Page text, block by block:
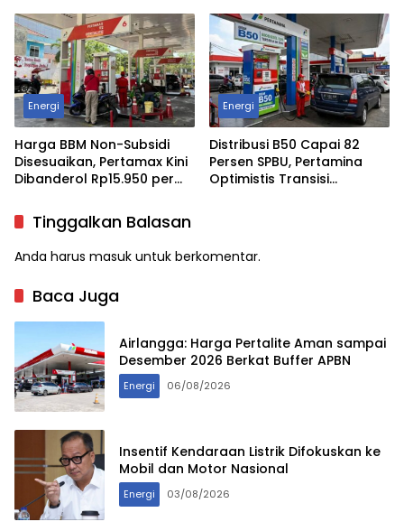
Persen
Energi
Harga BBM Non-Subsidi
Disesuaikan, Pertamax Kini
Dibanderol Rp15.950 per
Energi
Distribusi B50 Capai 82
Persen SPBU, Pertamina
Optimistis Transisi
Tinggalkan Balasan
Anda harus masuk untuk berkomentar.
Baca Juga
Airlangga: Harga Pertalite Aman sampai
Desember 2026 Berkat Buffer APBN
Energi 06/08/2026
Insentif Kendaraan Listrik Difokuskan ke
Mobil dan Motor Nasional
Energi 03/08/2026